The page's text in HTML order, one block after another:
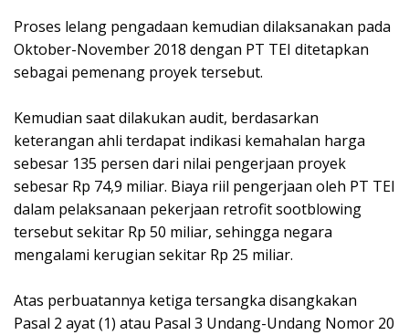
Proses lelang pengadaan kemudian dilaksanakan pada
Oktober-November 2018 dengan PT TEI ditetapkan
sebagai pemenang proyek tersebut.
Kemudian saat dilakukan audit, berdasarkan
keterangan ahli terdapat indikasi kemahalan harga
sebesar 135 persen dari nilai pengerjaan proyek
sebesar Rp 74,9 miliar. Biaya riil pengerjaan oleh PT TEI
dalam pelaksanaan pekerjaan retrofit sootblowing
tersebut sekitar Rp 50 miliar, sehingga negara
mengalami kerugian sekitar Rp 25 miliar.
Atas perbuatannya ketiga tersangka disangkakan
Pasal 2 ayat (1) atau Pasal 3 Undang-Undang Nomor 20